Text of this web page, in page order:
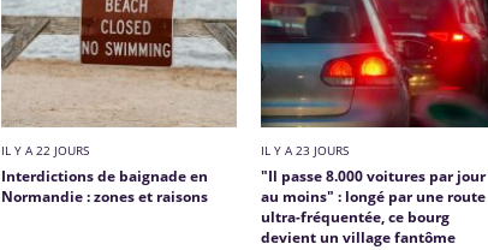
IL Y A 22 JOURS
Interdictions de baignade en
Normandie : zones et raisons
IL Y A 23 JOURS
"Il passe 8.000 voitures par jour
au moins" : longé par une route
ultra-fréquentée, ce bourg
devient un village fantôme